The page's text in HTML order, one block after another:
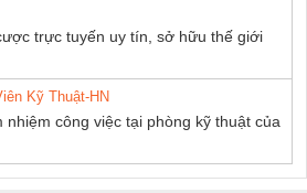
trực tuyến uy tín, sở hữu thế giới
Kỹ Thuật-HN
nhiệm công việc tại phòng kỹ thuật của